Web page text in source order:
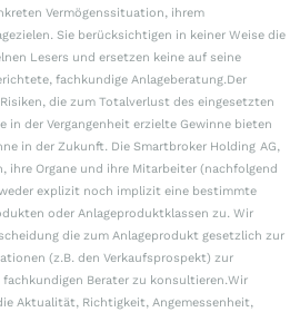
Vermögenssituation, ihrem
Sie berücksichtigen in keiner Weise die
Lesers und ersetzen keine auf seine
fachkundige Anlageberatung.Der
die zum Totalverlust des eingesetzten
in der Vergangenheit erzielte Gewinne bieten
in der Zukunft. Die Smartbroker Holding AG,
ihre Organe und ihre Mitarbeiter (nachfolgend
explizit noch implizit eine bestimmte
oder Anlageproduktklassen zu. Wir
die zum Anlageprodukt gesetzlich zur
(z.B. den Verkaufsprospekt) zur
Berater zu konsultieren.Wir
Aktualität, Richtigkeit, Angemessenheit,